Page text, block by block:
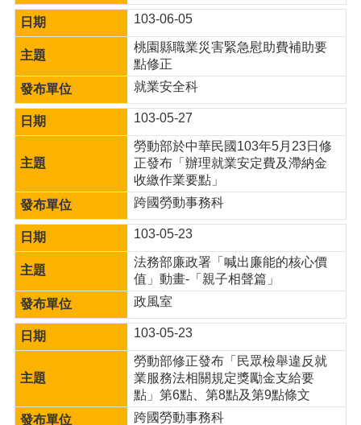
宣
告
103-06-05
桃園縣職業災害緊急慰助費補助要
點修正
就業安全科
103-05-27
勞動部於中華民國103年5月23日修
正發布「辦理就業安定費及滯納金
收繳作業要點」
跨國勞動事務科
103-05-23
法務部廉政署「喊出廉能的核心價
值」動畫-「親子相聲篇」
政風室
103-05-23
勞動部修正發布「民眾檢舉違反就
業服務法相關規定獎勵金支給要
點」第6點、第8點及第9點條文
跨國勞動事務科